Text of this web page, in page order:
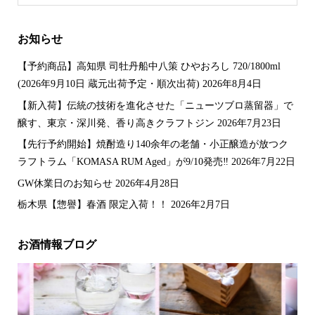
お知らせ
【予約商品】高知県 司牡丹船中八策 ひやおろし 720/1800ml
(2026年9月10日 蔵元出荷予定・順次出荷) 2026年8月4日
【新入荷】伝統の技術を進化させた「ニューツブロ蒸留器」で
醸す、東京・深川発、香り高きクラフトジン 2026年7月23日
【先行予約開始】焼酎造り140余年の老舗・小正醸造が放つク
ラフトラム「KOMASA RUM Aged」が9/10発売‼️ 2026年7月22日
GW休業日のお知らせ 2026年4月28日
栃木県【惣譽】春酒 限定入荷！！ 2026年2月7日
お酒情報ブログ